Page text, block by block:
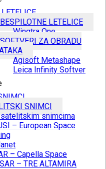
BESPILOTNE LETELICE
Wingtra One
SOFTVERI ZA OBRADU
Agisoft Metashape
Leica Infinity Softver
SNIMCI
snimcima
– European Space
– Capella Space
– TRE ALTAMIRA